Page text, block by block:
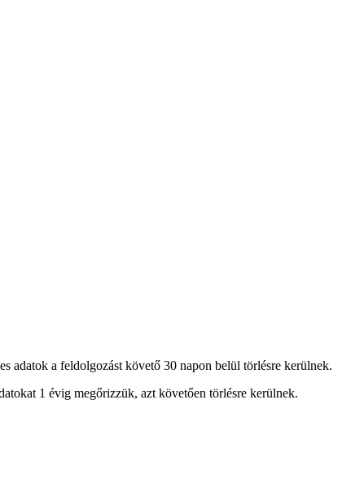
adatok a feldolgozást követő 30 napon belül törlésre kerülnek.
1 évig megőrizzük, azt követően törlésre kerülnek.